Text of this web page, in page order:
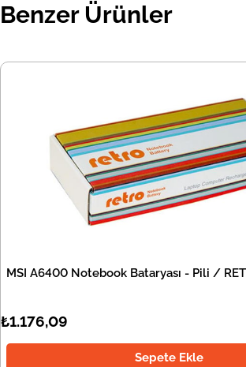
Benzer Ürünler
MSI A6400 Notebook Bataryası - Pili /
₺1.176,09
Sepete Ekle